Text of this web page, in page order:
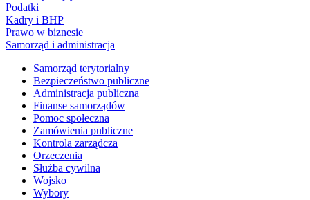
Podatki
Kadry i BHP
Prawo w biznesie
Samorząd i administracja
Samorząd terytorialny
Bezpieczeństwo publiczne
Administracja publiczna
Finanse samorządów
Pomoc społeczna
Zamówienia publiczne
Kontrola zarządcza
Orzeczenia
Służba cywilna
Wojsko
Wybory